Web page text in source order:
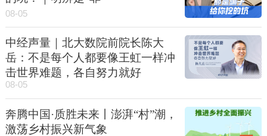
08-05
中经声量｜北大数院前院长陈大
岳：不是每个人都要像王虹一样冲
击世界难题，各自努力就好
08-05
奔腾中国·质胜未来丨澎湃“村”潮，
激荡乡村振兴新气象